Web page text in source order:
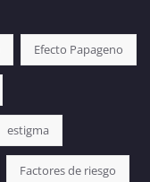
Efecto Papageno
estigma
Factores de riesgo